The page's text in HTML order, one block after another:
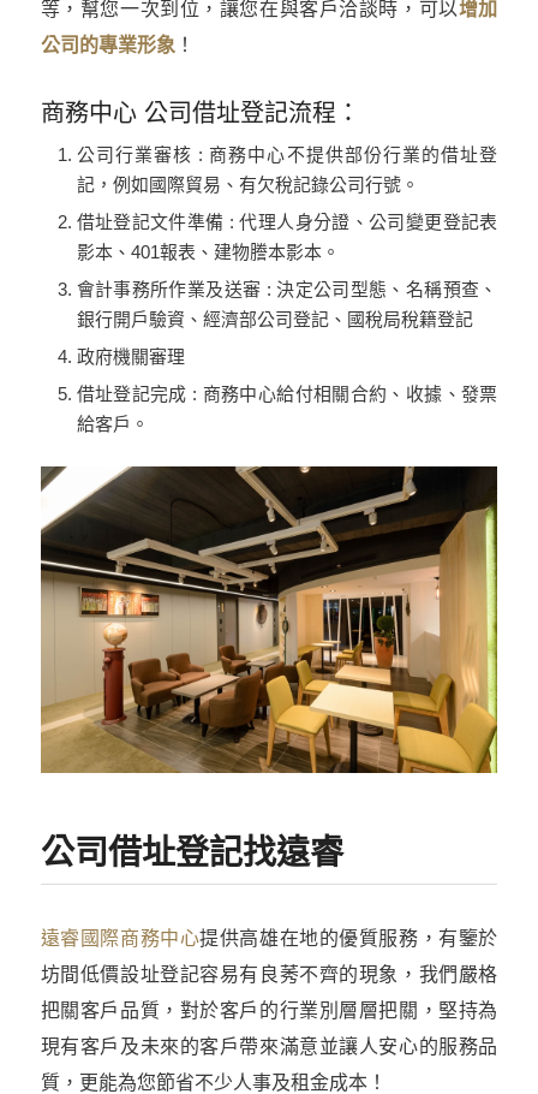
等，幫您一次到位，讓您在與客戶洽談時，可以增加
公司的專業形象 ！
商務中心 公司借址登記流程：
公司行業審核 : 商務中心不提供部份行業的借址登
記，例如國際貿易、有欠稅記錄公司行號。
借址登記文件準備 : 代理人身分證、公司變更登記表
影本、401報表、建物謄本影本。
會計事務所作業及送審 : 決定公司型態、名稱預查、
銀行開戶驗資、經濟部公司登記、國稅局稅籍登記
政府機關審理
借址登記完成 : 商務中心給付相關合約、收據、發票
給客戶。
公司借址登記找遠睿
遠睿國際商務中心提供高雄在地的優質服務，有鑒於
坊間低價設址登記容易有良莠不齊的現象，我們嚴格
把關客戶品質，對於客戶的行業別層層把關，堅持為
現有客戶及未來的客戶帶來滿意並讓人安心的服務品
質，更能為您節省不少人事及租金成本！